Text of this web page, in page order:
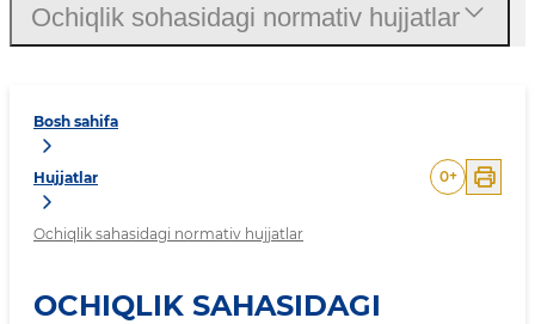
Bosh sahifa
Hujjatlar
Ochiqlik sahasidagi normativ hujjatlar
0+
OCHIQLIK SAHASIDAGI
Ochiqlik sohasidagi normativ hujjatlar